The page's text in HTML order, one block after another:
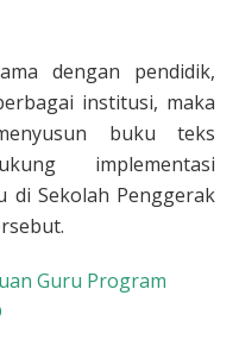
dengan pendidik,
institusi, maka
buku teks
implementasi
di Sekolah Penggerak
Guru Program